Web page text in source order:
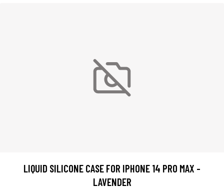
LIQUID SILICONE CASE FOR IPHONE 14 PRO MAX -
LAVENDER